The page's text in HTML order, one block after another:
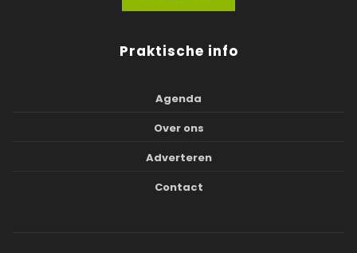
Praktische info
Agenda
Over ons
Adverteren
Contact